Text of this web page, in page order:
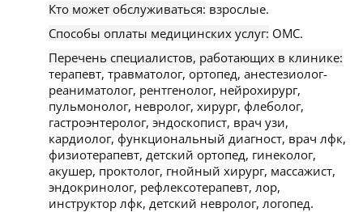
Кто может обслуживаться: взрослые.
Способы оплаты медицинских услуг: ОМС.
Перечень специалистов, работающих в клинике:
терапевт, травматолог, ортопед, анестезиолог-
реаниматолог, рентгенолог, нейрохирург,
пульмонолог, невролог, хирург, флеболог,
гастроэнтеролог, эндоскопист, врач узи,
кардиолог, функциональный диагност, врач лфк,
физиотерапевт, детский ортопед, гинеколог,
акушер, проктолог, гнойный хирург, массажист,
эндокринолог, рефлексотерапевт, лор,
инструктор лфк, детский невролог, логопед.